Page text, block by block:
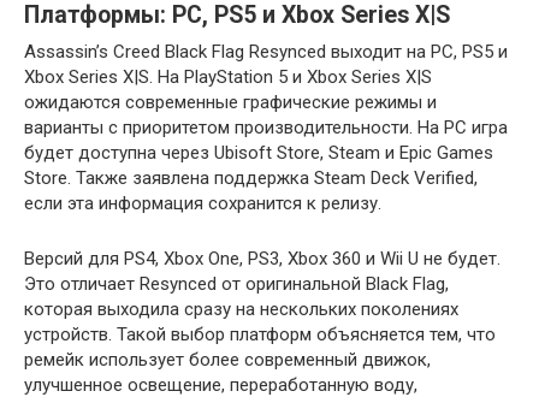
Платформы: PC, PS5 и Xbox Series X|S
Assassin’s Creed Black Flag Resynced выходит на PC, PS5 и
Xbox Series X|S. На PlayStation 5 и Xbox Series X|S
ожидаются современные графические режимы и
варианты с приоритетом производительности. На PC игра
будет доступна через Ubisoft Store, Steam и Epic Games
Store. Также заявлена поддержка Steam Deck Verified,
если эта информация сохранится к релизу.
Версий для PS4, Xbox One, PS3, Xbox 360 и Wii U не будет.
Это отличает Resynced от оригинальной Black Flag,
которая выходила сразу на нескольких поколениях
устройств. Такой выбор платформ объясняется тем, что
ремейк использует более современный движок,
улучшенное освещение, переработанную воду,